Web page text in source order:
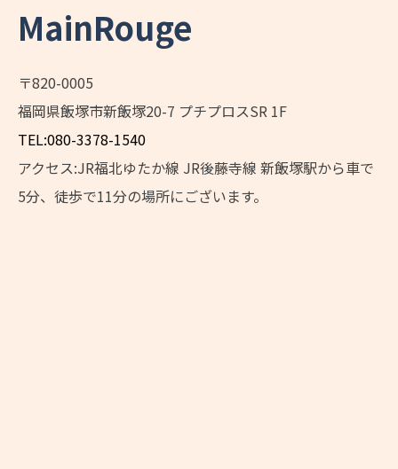
MainRouge
〒820-0005
福岡県飯塚市新飯塚20-7 プチプロスSR 1F
TEL:080-3378-1540
アクセス:JR福北ゆたか線 JR後藤寺線 新飯塚駅から車で
5分、徒歩で11分の場所にございます。